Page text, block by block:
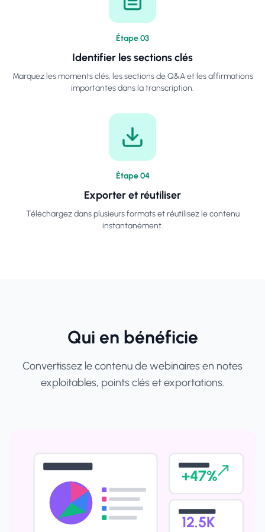
Étape03
Identifier les sections clés
Marquez les moments clés, les sections de Q&A et les affirmations
importantes dans la transcription.
Étape04
Exporter et réutiliser
Téléchargez dans plusieurs formats et réutilisez le contenu
instantanément.
Qui en bénéficie
Convertissez le contenu de webinaires en notes
exploitables, points clés et exportations.
+47%
12.5K